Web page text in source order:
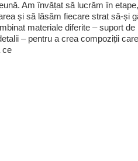
Am învățat să lucrăm în
și să lăsăm fiecare strat să-și
materiale diferite – suport de
– pentru a crea compoziții
ce